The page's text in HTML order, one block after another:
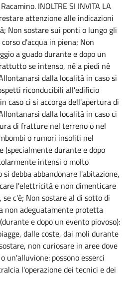
INOLTRE SI INVITA LA
attenzione alle indicazioni
Non sostare sui ponti o lungo gli
d'acqua in piena; Non
a guado durante e dopo un
se intenso, né a piedi né
dalla località in caso si
riconducibili all'edificio
caso ci si accorga dell'apertura di
dalla località in caso ci
di fratture nel terreno o nel
o rumori insoliti nel
durante e dopo
intensi o molto
si debba abbandonare l'abitazione,
l'elettricità e non dimenticare
c'è; Non sostare al di sotto di
non adeguatamente protetta
e dopo un evento piovoso):
dalle coste, dai moli durante
non curiosare in aree dove
un'alluvione: possono esserci
l'operazione dei tecnici e dei